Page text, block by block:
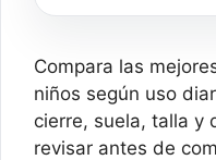
Compara las
niños según uso
cierre, suela, talla y
revisar antes de